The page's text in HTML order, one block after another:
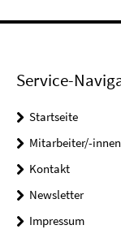
Service-
Startseite
Mitarbeiter/-innen
Kontakt
Newsletter
Impressum